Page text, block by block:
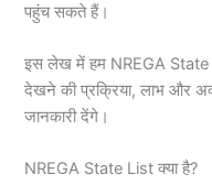
पहुंच सकते हैं।
इस लेख में हम NREGA State
देखने की प्रक्रिया, लाभ और
जानकारी देंगे।
NREGA State List क्या है?